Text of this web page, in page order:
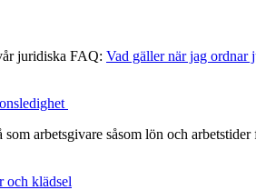
juridiska FAQ: Vad gäller när jag ordnar
arbetsgivare såsom lön och arbetstider
och klädsel